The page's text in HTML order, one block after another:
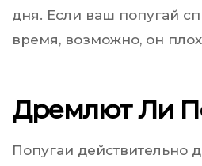
дня. Если ваш попугай
время, возможно, он
Дремлют Ли
Попугаи действительно